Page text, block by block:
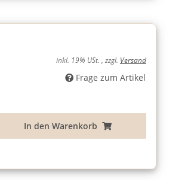
inkl. 19% USt. , zzgl. Versand
Frage zum Artikel
In den Warenkorb